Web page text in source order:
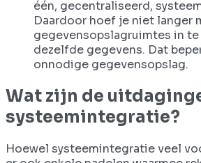
één, gecentraliseerd,
Daardoor hoef je niet langer
gegevensopslagruimtes in
dezelfde gegevens. Dat
onnodige gegevensopslag.
Wat zijn de
systeemintegratie?
Hoewel systeemintegratie veel